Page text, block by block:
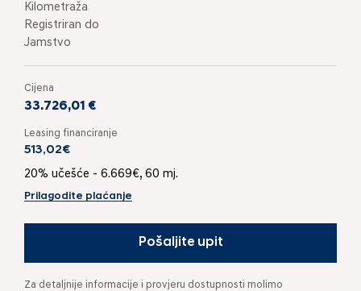
Kilometraža
Registriran do
Jamstvo
Cijena
33.726,01 €
Leasing financiranje
513,02€
20% učešće - 6.669€, 60 mj.
Prilagodite plaćanje
Pošaljite upit
Za detaljnije informacije i provjeru dostupnosti molimo